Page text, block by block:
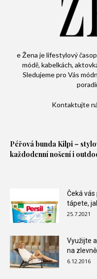
e Žena je lifestylový
módě, kabelkách,
Sledujeme pro Vás
Kontaktujte
Péřová bunda Kilpi –
každodenní nošení i
Čeká
tápete,
25.7.2021
Využijte
na
6.12.2016